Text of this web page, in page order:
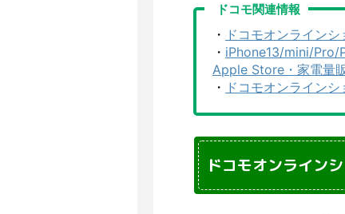
ドコモ関連情報
・ ドコモオンライン
・ iPhone13/mini/Pro/
Apple Store・家電量
・ ドコモオンライン
ドコモオンライン